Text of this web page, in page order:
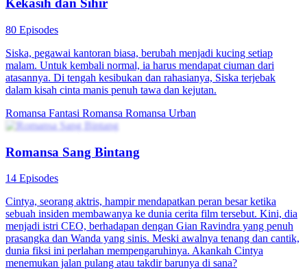
Kekasih dan Sihir
80 Episodes
Siska, pegawai kantoran biasa, berubah menjadi kucing setiap
malam. Untuk kembali normal, ia harus mendapat ciuman dari
atasannya. Di tengah kesibukan dan rahasianya, Siska terjebak
dalam kisah cinta manis penuh tawa dan kejutan.
Romansa Fantasi Romansa Romansa Urban
Romansa Sang Bintang
14 Episodes
Cintya, seorang aktris, hampir mendapatkan peran besar ketika
sebuah insiden membawanya ke dunia cerita film tersebut. Kini, dia
menjadi istri CEO, berhadapan dengan Gian Ravindra yang penuh
prasangka dan Wanda yang sinis. Meski awalnya tenang dan cantik,
dunia fiksi ini perlahan mempengaruhinya. Akankah Cintya
menemukan jalan pulang atau takdir barunya di sana?